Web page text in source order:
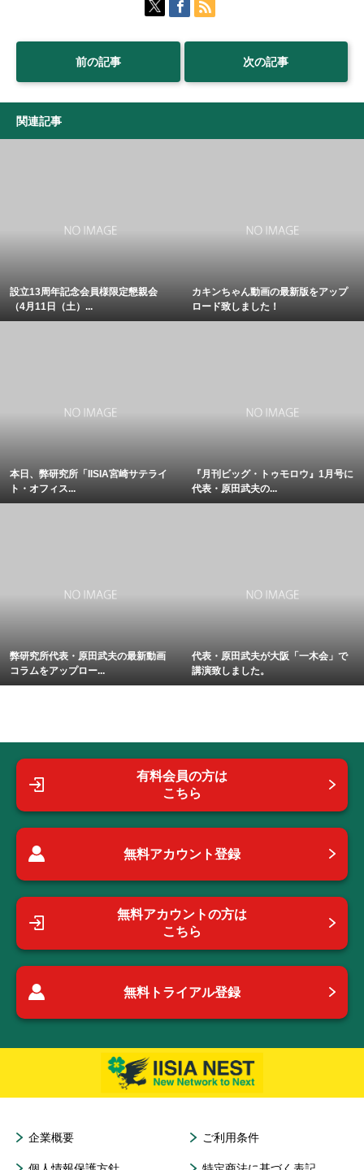
前の記事 次の記事
関連記事
設立13周年記念会員様限定懇親会
（4月11日（土）...
カキンちゃん動画の最新版をアップ
ロード致しました！
本日、弊研究所「IISIA宮崎サテライ
ト・オフィス...
『月刊ビッグ・トゥモロウ』1月号に
代表・原田武夫の...
弊研究所代表・原田武夫の最新動画
コラムをアップロー...
代表・原田武夫が大阪「一木会」で
講演致しました。
有料会員の方は
こちら
無料アカウント登録
無料アカウントの方は
こちら
無料トライアル登録
企業概要 ご利用条件